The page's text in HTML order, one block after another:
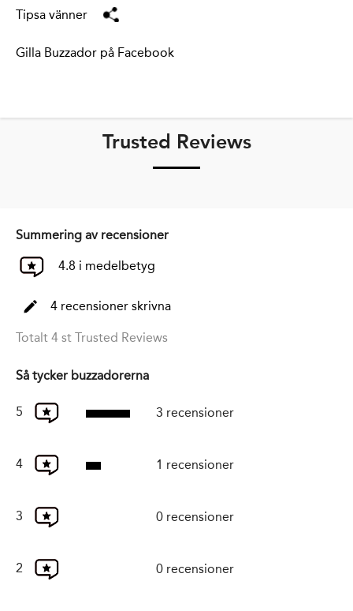
Tipsa vänner
Gilla Buzzador på Facebook
Trusted Reviews
Summering av recensioner
4.8 i medelbetyg
4 recensioner skrivna
Totalt 4 st Trusted Reviews
Så tycker buzzadorerna
5 3 recensioner
4 1 recensioner
3 0 recensioner
2 0 recensioner